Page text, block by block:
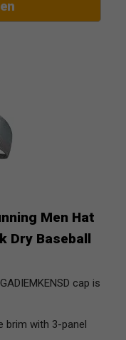
Men Hat
Dry Baseball
cap is
brim with 3-panel